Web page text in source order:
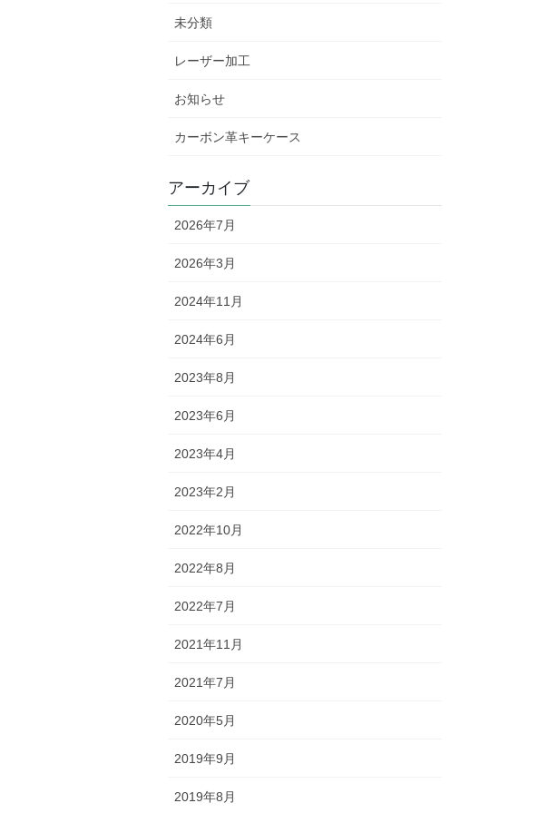
未分類
レーザー加工
お知らせ
カーボン革キーケース
アーカイブ
2026年7月
2026年3月
2024年11月
2024年6月
2023年8月
2023年6月
2023年4月
2023年2月
2022年10月
2022年8月
2022年7月
2021年11月
2021年7月
2020年5月
2019年9月
2019年8月